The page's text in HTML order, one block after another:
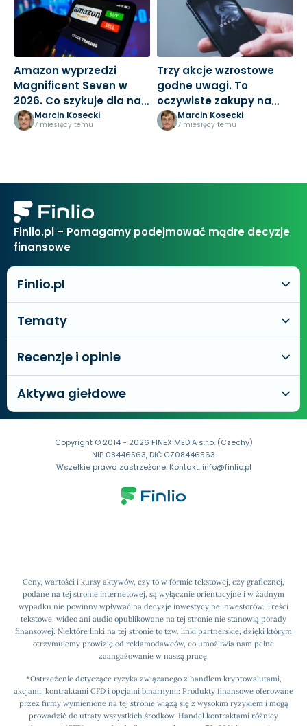
Amazon wyprzedzi
Magnificent Seven w
2026. Co szykuje dla nas
Jeff Bezos?
Marcin Kosecki
7 miesięcy temu
Trzy akcje wzrostowe
godne uwagi. To
oczywiste zakupy na
nowy rok
Marcin Kosecki
7 miesięcy temu
Finlio.pl – Pomagamy podejmować mądre decyzje
finansowe
Finlio.pl
Tematy
Recenzje i opinie
Aktywa giełdowe
Ceny, wartości i kursy aktywów, czy to w formie tekstowej, czy graficznej,
podane na tej stronie internetowej, są wyłącznie orientacyjne i w żadnym
wypadku nie powinny wpływać na decyzje inwestycyjne inwestorów. Treści
tekstowe, wideo ani audio opublikowane na tej stronie nie stanowią porady
finansowej. Niektóre linki na tej stronie to tzw. linki partnerskie, dzięki którym
otrzymujemy prowizję od reklamodawców, co umożliwia nam pełne
zaangażowanie w naszą pracę.
*Ostrzeżenie dotyczące ryzyka związanego z handlem kryptowalutami,
akcjami, kontraktami CFD i opcjami binarnymi: Produkty finansowe oferowane
przez firmy wymienione na tej stronie wiążą się z wysokim ryzykiem i mogą
prowadzić do utraty wszystkich środków. Handel kontraktami różnicy
Copyright © 2014 - 2026 FINEX MEDIA s.r.o. (Czechy)
NIP 08446563, DIČ CZ08446563
Wszelkie prawa zastrzeżone. Kontakt:info@finlio.pl